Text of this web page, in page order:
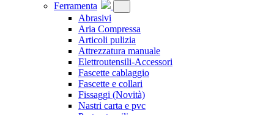
Ferramenta
Abrasivi
Aria Compressa
Articoli pulizia
Attrezzatura manuale
Elettroutensili-Accessori
Fascette cablaggio
Fascette e collari
Fissaggi (Novità)
Nastri carta e pvc